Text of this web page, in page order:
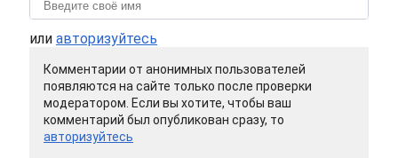
или авторизуйтесь
Комментарии от анонимных пользователей
появляются на сайте только после проверки
модератором. Если вы хотите, чтобы ваш
комментарий был опубликован сразу, то
авторизуйтесь